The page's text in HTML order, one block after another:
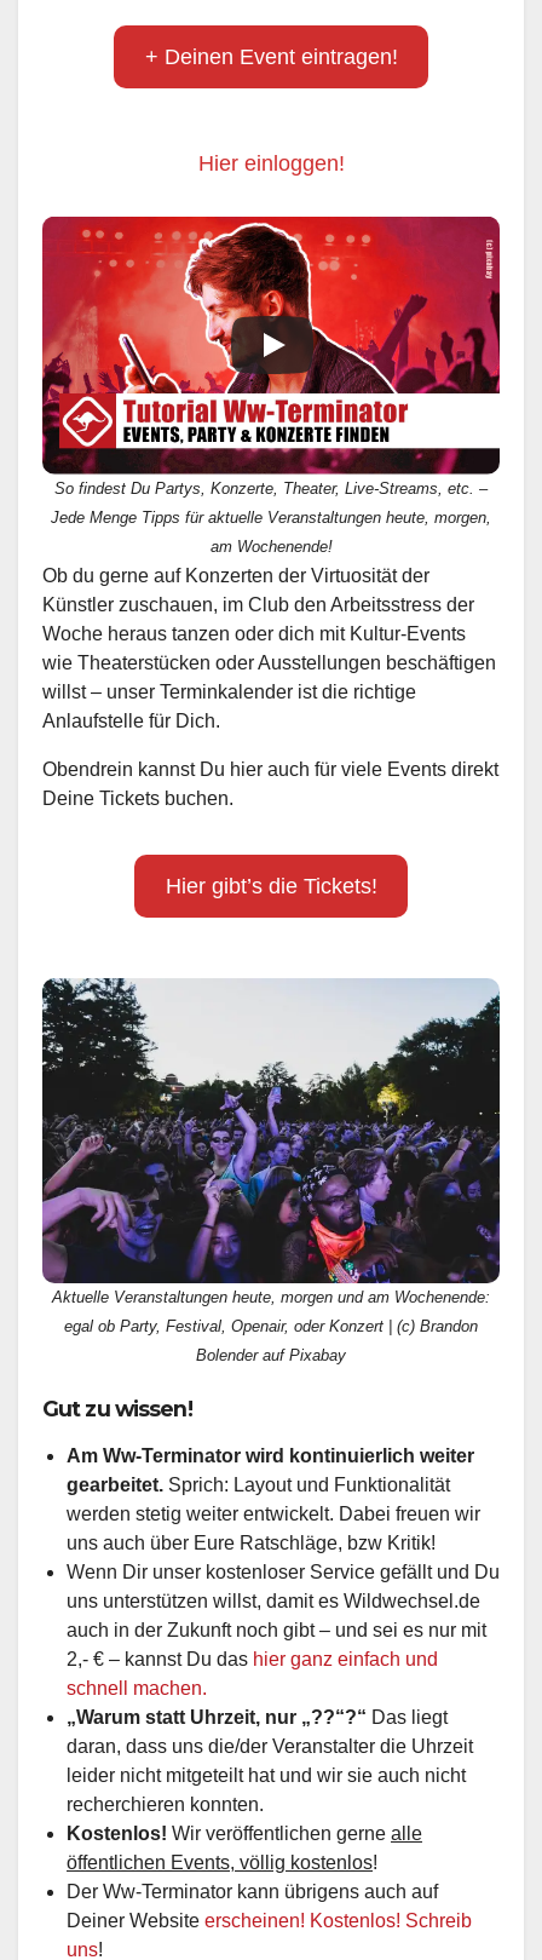
+ Deinen Event eintragen!
Hier einloggen!
So findest Du Partys, Konzerte, Theater, Live-Streams, etc. –
Jede Menge Tipps für aktuelle Veranstaltungen heute, morgen,
am Wochenende!
Ob du gerne auf Konzerten der Virtuosität der
Künstler zuschauen, im Club den Arbeitsstress der
Woche heraus tanzen oder dich mit Kultur-Events
wie Theaterstücken oder Ausstellungen beschäftigen
willst – unser Terminkalender ist die richtige
Anlaufstelle für Dich.
Obendrein kannst Du hier auch für viele Events direkt
Deine Tickets buchen.
Hier gibt’s die Tickets!
Aktuelle Veranstaltungen heute, morgen und am Wochenende:
egal ob Party, Festival, Openair, oder Konzert | (c) Brandon
Bolender auf Pixabay
Gut zu wissen!
Am Ww-Terminator wird kontinuierlich weiter
gearbeitet. Sprich: Layout und Funktionalität
werden stetig weiter entwickelt. Dabei freuen wir
uns auch über Eure Ratschläge, bzw Kritik!
Wenn Dir unser kostenloser Service gefällt und Du
uns unterstützen willst, damit es Wildwechsel.de
auch in der Zukunft noch gibt – und sei es nur mit
2,- € – kannst Du das hier ganz einfach und
schnell machen.
„Warum statt Uhrzeit, nur „??“?“ Das liegt
daran, dass uns die/der Veranstalter die Uhrzeit
leider nicht mitgeteilt hat und wir sie auch nicht
recherchieren konnten.
Kostenlos! Wir veröffentlichen gerne alle
öffentlichen Events, völlig kostenlos!
Der Ww-Terminator kann übrigens auch auf
Deiner Website erscheinen! Kostenlos! Schreib
uns!